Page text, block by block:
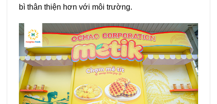
bì thân thiện hơn với môi trường.